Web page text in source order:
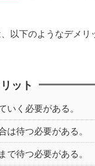
以下のようなデメリ
ット
いく必要がある。
は待つ必要がある。
で待つ必要がある。